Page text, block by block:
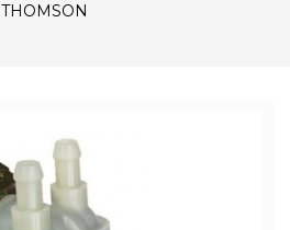
THOMSON